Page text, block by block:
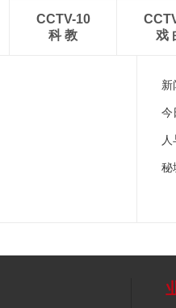
CCTV-10
科 教
戏
新
今
秘